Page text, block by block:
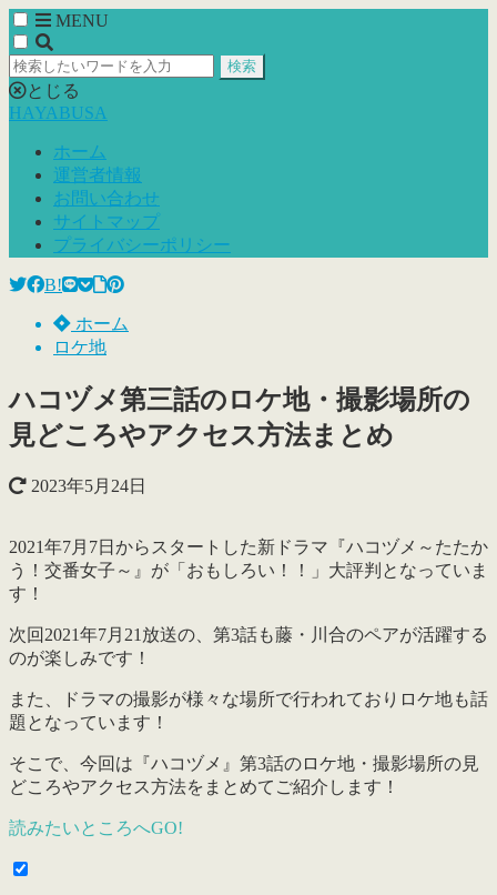
MENU
検索
とじる
HAYABUSA
ホーム
運営者情報
お問い合わせ
サイトマップ
プライバシーポリシー
B!
ホーム
ロケ地
ハコヅメ第三話のロケ地・撮影場所の
見どころやアクセス方法まとめ
2023年5月24日
2021年7月7日からスタートした新ドラマ『ハコヅメ～たたか
う！交番女子～』が「おもしろい！！」大評判となっていま
す！
次回2021年7月21放送の、第3話も藤・川合のペアが活躍する
のが楽しみです！
また、ドラマの撮影が様々な場所で行われておりロケ地も話
題となっています！
そこで、 今回は『ハコヅメ』第3話のロケ地・撮影場所の見
どころやアクセス方法をまとめてご紹介します！
読みたいところへGO!